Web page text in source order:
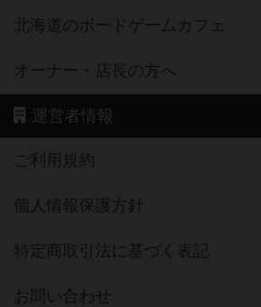
北海道のボードゲームカフェ
オーナー・店長の方へ
運営者情報
ご利用規約
個人情報保護方針
特定商取引法に基づく表記
お問い合わせ